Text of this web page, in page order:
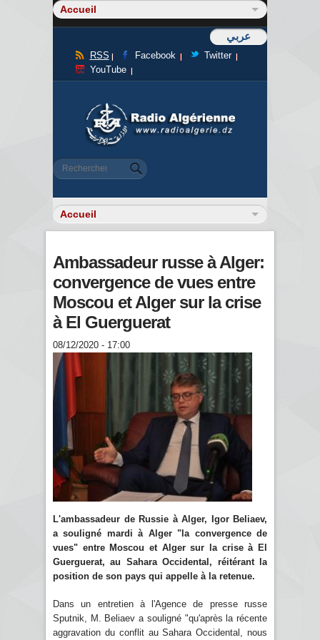
عربي
RSS Facebook
Twitter
YouTube
Formulaire de recherche
Rechercher
Ambassadeur russe à Alger:
convergence de vues entre
Moscou et Alger sur la crise
à El Guerguerat
08/12/2020 - 17:00
L'ambassadeur de Russie à Alger, Igor Beliaev,
a souligné mardi à Alger "la convergence de
vues" entre Moscou et Alger sur la crise à El
Guerguerat, au Sahara Occidental, réitérant la
position de son pays qui appelle à la retenue.
Dans un entretien à l'Agence de presse russe
Sputnik, M. Beliaev a souligné "qu'après la récente
aggravation du conflit au Sahara Occidental, nous